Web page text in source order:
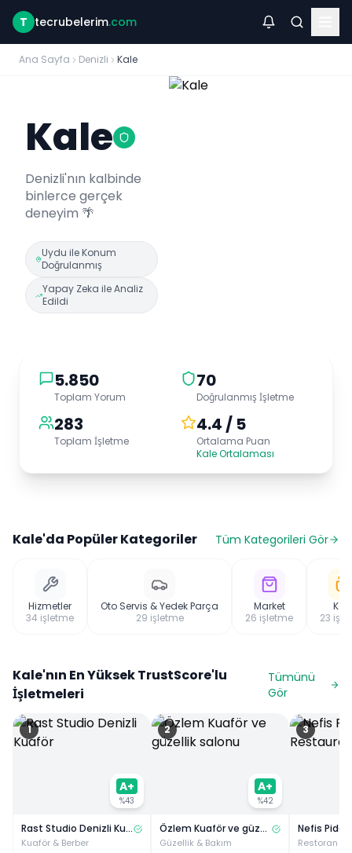
T tecrubelerim.com
Ana Sayfa Denizli Kale
Kale
Denizli'nın kalbinde
binlerce gerçek
deneyim 🌴
Uydu ile Konum
Doğrulanmış
Yapay Zeka ile Analiz
Edildi
5.850
Toplam Yorum
70
Doğrulanmış İşletme
283
Toplam İşletme
4.4 / 5
Ortalama Puan
Kale Ortalaması
Kale'da Popüler Kategoriler Tüm Kategorileri Gör
Hizmetler
34 işletme
Oto Servis & Yedek Parça
29 işletme
Market
26 işletme
23
Kale'nın En Yüksek TrustScore'lu
İşletmeleri
Tümünü
Gör
1
A+
%43
Rast Studio Denizli Kuaför
Kuaför & Berber
2
A+
%42
Özlem Kuaför ve güzellik salonu
Güzellik & Bakım
3
Nefis Pide
Restoran